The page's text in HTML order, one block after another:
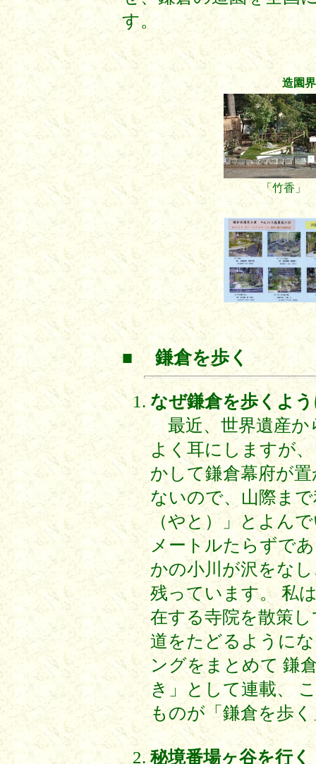
す。
造園
「竹香」
■ 鎌倉を歩く
なぜ鎌倉を歩くよ
最近、世界遺産か
よく耳にしますが
かして鎌倉幕府が
ないので、山際ま
（やと）」とよん
メートルたらずで
かの小川が沢をな
残っています。 私
在する寺院を散策
道をたどるように
ングをまとめて 鎌
き」として連載、
ものが「鎌倉を歩
秘境番場ヶ谷を行く